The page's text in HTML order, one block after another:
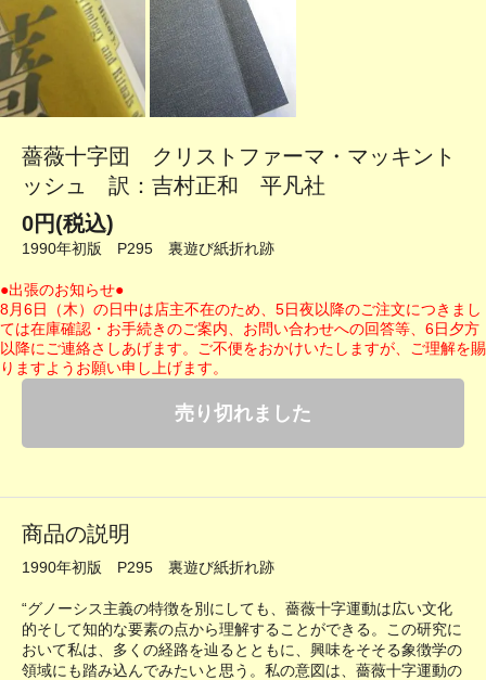
薔薇十字団 クリストファーマ・マッキント
ッシュ 訳：吉村正和 平凡社
0円(税込)
1990年初版 P295 裏遊び紙折れ跡
●出張のお知らせ●
8月6日（木）の日中は店主不在のため、5日夜以降のご注文につきまし
ては在庫確認・お手続きのご案内、お問い合わせへの回答等、6日夕方
以降にご連絡さしあげます。ご不便をおかけいたしますが、ご理解を賜
りますようお願い申し上げます。
売り切れました
商品の説明
1990年初版 P295 裏遊び紙折れ跡
“グノーシス主義の特徴を別にしても、薔薇十字運動は広い文化
的そして知的な要素の点から理解することができる。この研究に
おいて私は、多くの経路を辿るとともに、興味をそそる象徴学の
領域にも踏み込んでみたいと思う。私の意図は、薔薇十字運動の